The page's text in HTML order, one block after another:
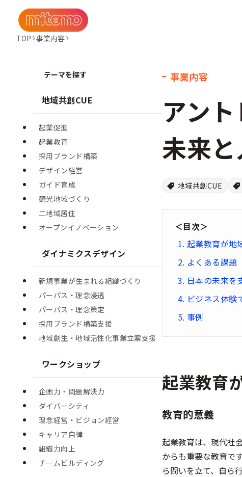
TOP 事業内容
テーマを探す
地域共創CUE
起業促進
起業教育
採用ブランド構築
デザイン経営
ガイド育成
観光地域づくり
二地域居住
オープンイノベーション
ダイナミクスデザイン
新規事業が生まれる組織づくり
パーパス・理念浸透
パーパス・理念策定
採用ブランド構築支援
地域創生・地域活性化事業立案支援
ワークショップ
企画力・問題解決力
ダイバーシティ
理念経営・ビジョン経営
キャリア自律
組織力向上
チームビルディング
事業内容
アン
未来
地域共創CUE
＜目次＞
起業教育が地
よくある課題
日本の未来を
ビジネス体験
事例
起業教育
教育的意義
起業教育は、現代社
からも重要な教育で
ら問いを立て、自ら